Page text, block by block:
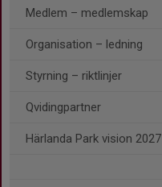
Medlem – medlemskap
Organisation – ledning
Styrning – riktlinjer
Qvidingpartner
Härlanda Park vision 2027